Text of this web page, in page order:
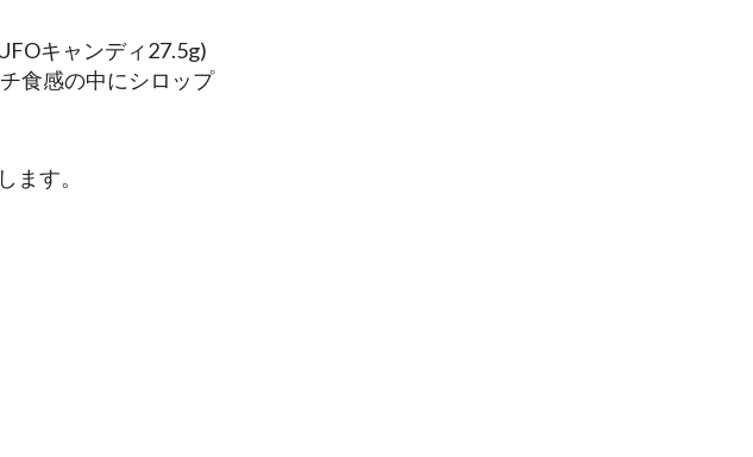
キャンディ27.5g)
食感の中にシロップ
ます。